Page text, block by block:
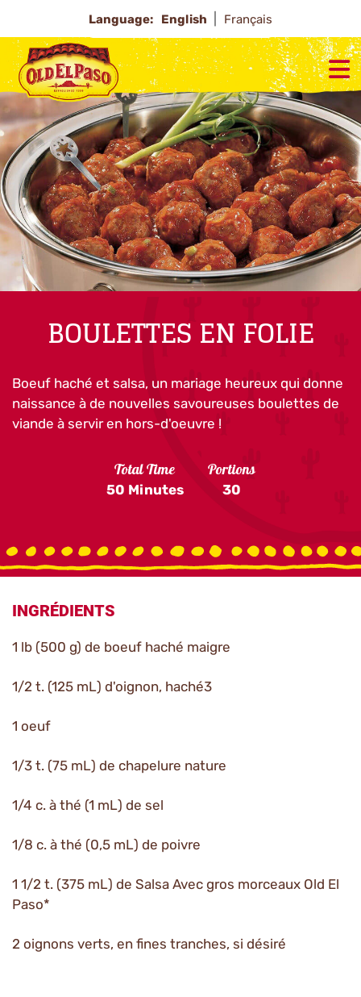
Language: English Français
BOULETTES EN FOLIE
Boeuf haché et salsa, un mariage heureux qui donne
naissance à de nouvelles savoureuses boulettes de
viande à servir en hors-d'oeuvre !
Total Time
50 Minutes
Portions
30
INGRÉDIENTS
1 lb (500 g) de boeuf haché maigre
1/2 t. (125 mL) d'oignon, haché3
1 oeuf
1/3 t. (75 mL) de chapelure nature
1/4 c. à thé (1 mL) de sel
1/8 c. à thé (0,5 mL) de poivre
1 1/2 t. (375 mL) de Salsa Avec gros morceaux Old El
Paso*
2 oignons verts, en fines tranches, si désiré